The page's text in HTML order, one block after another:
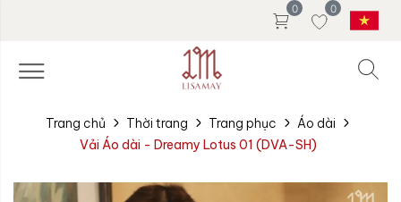
0
0
Trang chủ Thời trang Trang phục
Áo dài
Vải Áo dài - Dreamy Lotus 01 (DVA-SH)